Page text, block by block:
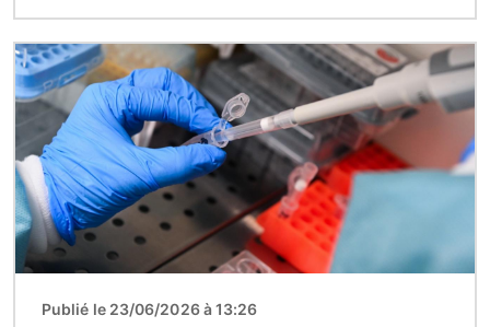
Image
Publié le 23/06/2026 à 13:26